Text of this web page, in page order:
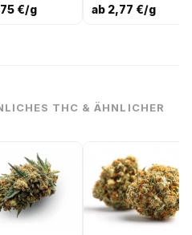
€/g ab 2,77 €/g
THC & ÄHNLICHER